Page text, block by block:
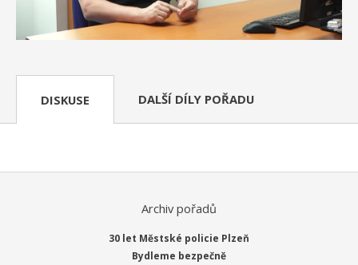
DISKUSE DALŠÍ DÍLY POŘADU
Archiv pořadů
30 let Městské policie Plzeň
Bydleme bezpečně